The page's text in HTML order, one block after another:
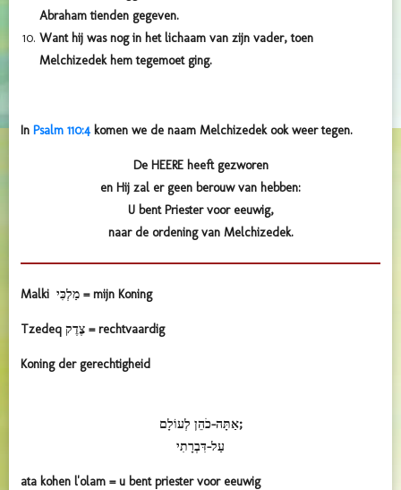
Abraham tienden gegeven.
Want hij was nog in het lichaam van zijn vader, toen
Melchizedek hem tegemoet ging.
In Psalm 110:4 komen we de naam Melchizedek ook weer tegen.
De HEERE heeft gezworen
en Hij zal er geen berouw van hebben:
U bent Priester voor eeuwig,
naar de ordening van Melchizedek.
Malki מַלְכִּי = mijn Koning
Tzedeq צֶדֶק = rechtvaardig
Koning der gerechtigheid
אַתָּה-כֹהֵן לְעוֹלָם;
עַל-דִּבְרָתִי
ata kohen l'olam = u bent priester voor eeuwig